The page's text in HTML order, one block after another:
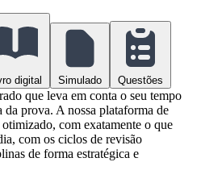
digital Simulado Questões
que leva em conta o seu tempo
prova. A nossa plataforma de
com exatamente o que
com os ciclos de revisão
de forma estratégica e